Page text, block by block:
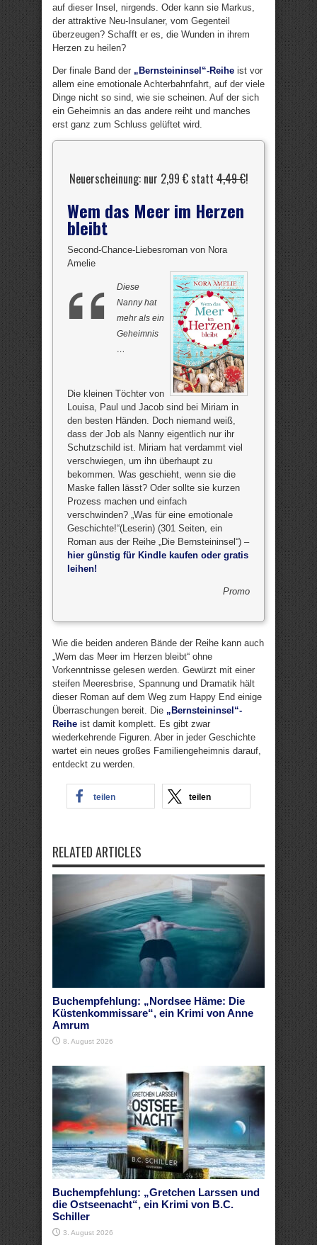
auf dieser Insel, nirgends. Oder kann sie Markus,
der attraktive Neu-Insulaner, vom Gegenteil
überzeugen? Schafft er es, die Wunden in ihrem
Herzen zu heilen?
Der finale Band der „Bernsteininsel“-Reihe ist vor
allem eine emotionale Achterbahnfahrt, auf der viele
Dinge nicht so sind, wie sie scheinen. Auf der sich
ein Geheimnis an das andere reiht und manches
erst ganz zum Schluss gelüftet wird.
Neuerscheinung: nur 2,99 € statt4,49 €!
Wem das Meer im Herzen
bleibt
Second-Chance-Liebesroman von Nora
Amelie
Diese
Nanny hat
mehr als ein
Geheimnis
…
Die kleinen Töchter von
Louisa, Paul und Jacob sind bei Miriam in
den besten Händen. Doch niemand weiß,
dass der Job als Nanny eigentlich nur ihr
Schutzschild ist. Miriam hat verdammt viel
verschwiegen, um ihn überhaupt zu
bekommen. Was geschieht, wenn sie die
Maske fallen lässt? Oder sollte sie kurzen
Prozess machen und einfach
verschwinden? „Was für eine emotionale
Geschichte!“(Leserin) (301 Seiten, ein
Roman aus der Reihe „Die Bernsteininsel“) –
hier günstig für Kindle kaufen oder gratis
leihen!
Promo
Wie die beiden anderen Bände der Reihe kann auch
„Wem das Meer im Herzen bleibt“ ohne
Vorkenntnisse gelesen werden. Gewürzt mit einer
steifen Meeresbrise, Spannung und Dramatik hält
dieser Roman auf dem Weg zum Happy End einige
Überraschungen bereit. Die „Bernsteininsel“-
Reihe ist damit komplett. Es gibt zwar
wiederkehrende Figuren. Aber in jeder Geschichte
wartet ein neues großes Familiengeheimnis darauf,
entdeckt zu werden.
teilen teilen
RELATED ARTICLES
Buchempfehlung: „Nordsee Häme: Die
Küstenkommissare“, ein Krimi von Anne
Amrum
8. August 2026
Buchempfehlung: „Gretchen Larssen und
die Ostseenacht“, ein Krimi von B.C.
Schiller
3. August 2026